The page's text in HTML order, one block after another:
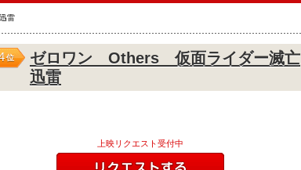
雷
位
ゼロワン Others 仮面ライダー滅亡
迅雷
上映リクエスト受付中